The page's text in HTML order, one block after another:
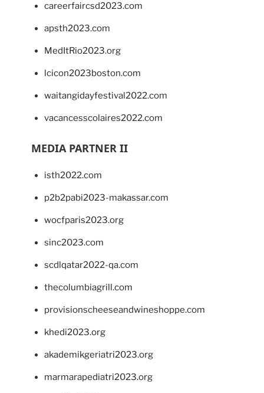
careerfaircsd2023.com
apsth2023.com
MedItRio2023.org
lcicon2023boston.com
waitangidayfestival2022.com
vacancesscolaires2022.com
MEDIA PARTNER II
isth2022.com
p2b2pabi2023-makassar.com
wocfparis2023.org
sinc2023.com
scdlqatar2022-qa.com
thecolumbiagrill.com
provisionscheeseandwineshoppe.com
khedi2023.org
akademikgeriatri2023.org
marmarapediatri2023.org